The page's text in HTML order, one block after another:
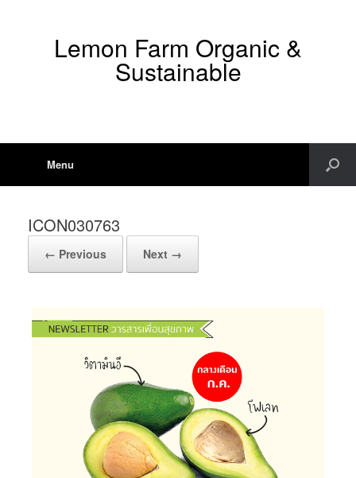
Lemon Farm Organic &
Sustainable
Menu
ICON030763
← Previous Next →